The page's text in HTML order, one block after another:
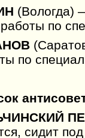
(Вологда)
по
по
сидит